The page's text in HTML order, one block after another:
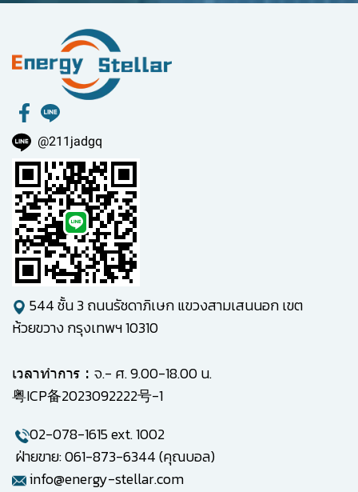
@211jadgq
544 ชั้น 3 ถนนรัชดาภิเษก แขวงสามเสนนอก เขต
ห้วยขวาง กรุงเทพฯ 10310
เวลาทำการ : จ.- ศ. 9.00-18.00 น.
粤ICP备2023092222号-1
02-078-1615ext. 1002
ฝ่ายขาย: 061-873-6344 (คุณบอล)
info@energy-stellar.com